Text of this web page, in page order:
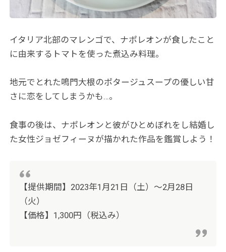
イタリア北部のマレンゴで、ナポレオンが食したこと
に由来するトマトを使った煮込み料理。
地元でとれた鳴門大根のポタージュスープの優しい甘
さに恋をしてしまうかも…。
食事の後は、ナポレオンと彼がひとめぼれをし結婚し
た女性ジョゼフィーヌが描かれた作品を鑑賞しよう！
【提供期間】2023年1月21日（土）〜2月28日
（火）
【価格】1,300円（税込み）